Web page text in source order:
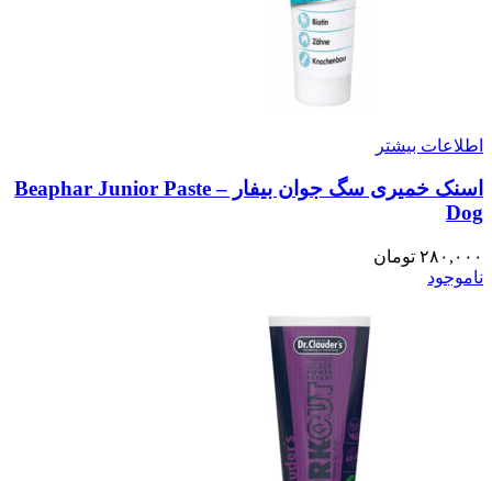
اطلاعات بیشتر
اسنک خمیری سگ جوان بیفار – Beaphar Junior Paste
Dog
۲۸۰,۰۰۰ تومان
ناموجود